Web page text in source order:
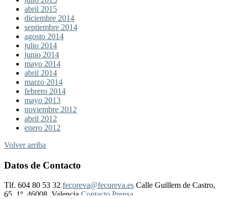
abril 2015
diciembre 2014
septiembre 2014
agosto 2014
julio 2014
junio 2014
mayo 2014
abril 2014
marzo 2014
febrero 2014
mayo 2013
noviembre 2012
abril 2012
enero 2012
Volver arriba
Datos de Contacto
Tlf. 604 80 53 32 fecoreva@fecoreva.es Calle Guillem de Castro,
65, 1º, 46008, Valencia Contacto Prensa